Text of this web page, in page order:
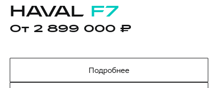
HAVAL F7
От 2 899 000 ₽
Подробнее